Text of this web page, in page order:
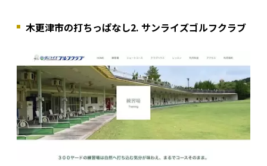
木更津市の打ちっぱなし2. ​​サンライズゴルフクラブ